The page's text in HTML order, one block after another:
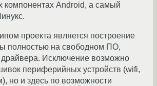
компонентах Android, а самый
проекта является построение
полностью на свободном ПО,
Исключение возможно
периферийных устройств (wifi,
но и здесь по возможности